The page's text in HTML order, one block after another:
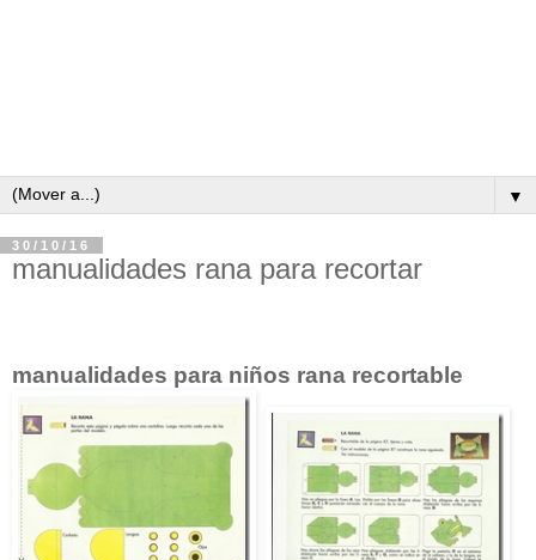
▼
30/10/16
manualidades rana para recortar
manualidades para niños rana recortable